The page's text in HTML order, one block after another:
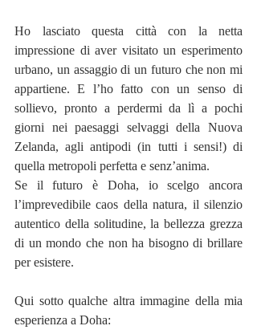
Ho lasciato questa città con la netta
impressione di aver visitato un esperimento
urbano, un assaggio di un futuro che non mi
appartiene. E l’ho fatto con un senso di
sollievo, pronto a perdermi da lì a pochi
giorni nei paesaggi selvaggi della Nuova
Zelanda, agli antipodi (in tutti i sensi!) di
quella metropoli perfetta e senz’anima.
Se il futuro è Doha, io scelgo ancora
l’imprevedibile caos della natura, il silenzio
autentico della solitudine, la bellezza grezza
di un mondo che non ha bisogno di brillare
per esistere.
Qui sotto qualche altra immagine della mia
esperienza a Doha: